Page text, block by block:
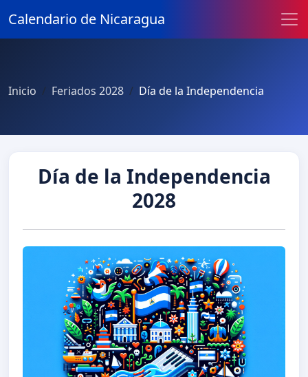
Calendario de Nicaragua
Inicio Feriados 2028 Día de la Independencia
Día de la Independencia
2028